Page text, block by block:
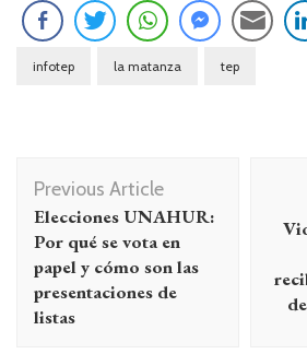
infotep la matanza tep
Navegación
de
entradas
Previous Article
Elecciones UNAHUR:
Por qué se vota en
papel y cómo son las
presentaciones de
listas